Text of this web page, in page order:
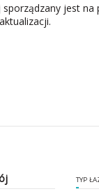
jest
TYP